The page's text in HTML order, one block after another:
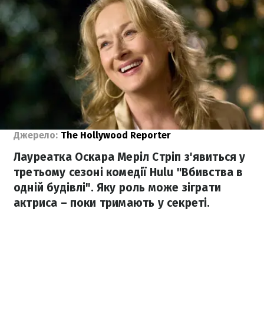
Джерело: The Hollywood Reporter
Лауреатка Оскара Меріл Стріп з'явиться у
третьому сезоні комедії Hulu "Вбивства в
одній будівлі". Яку роль може зіграти
актриса – поки тримають у секреті.